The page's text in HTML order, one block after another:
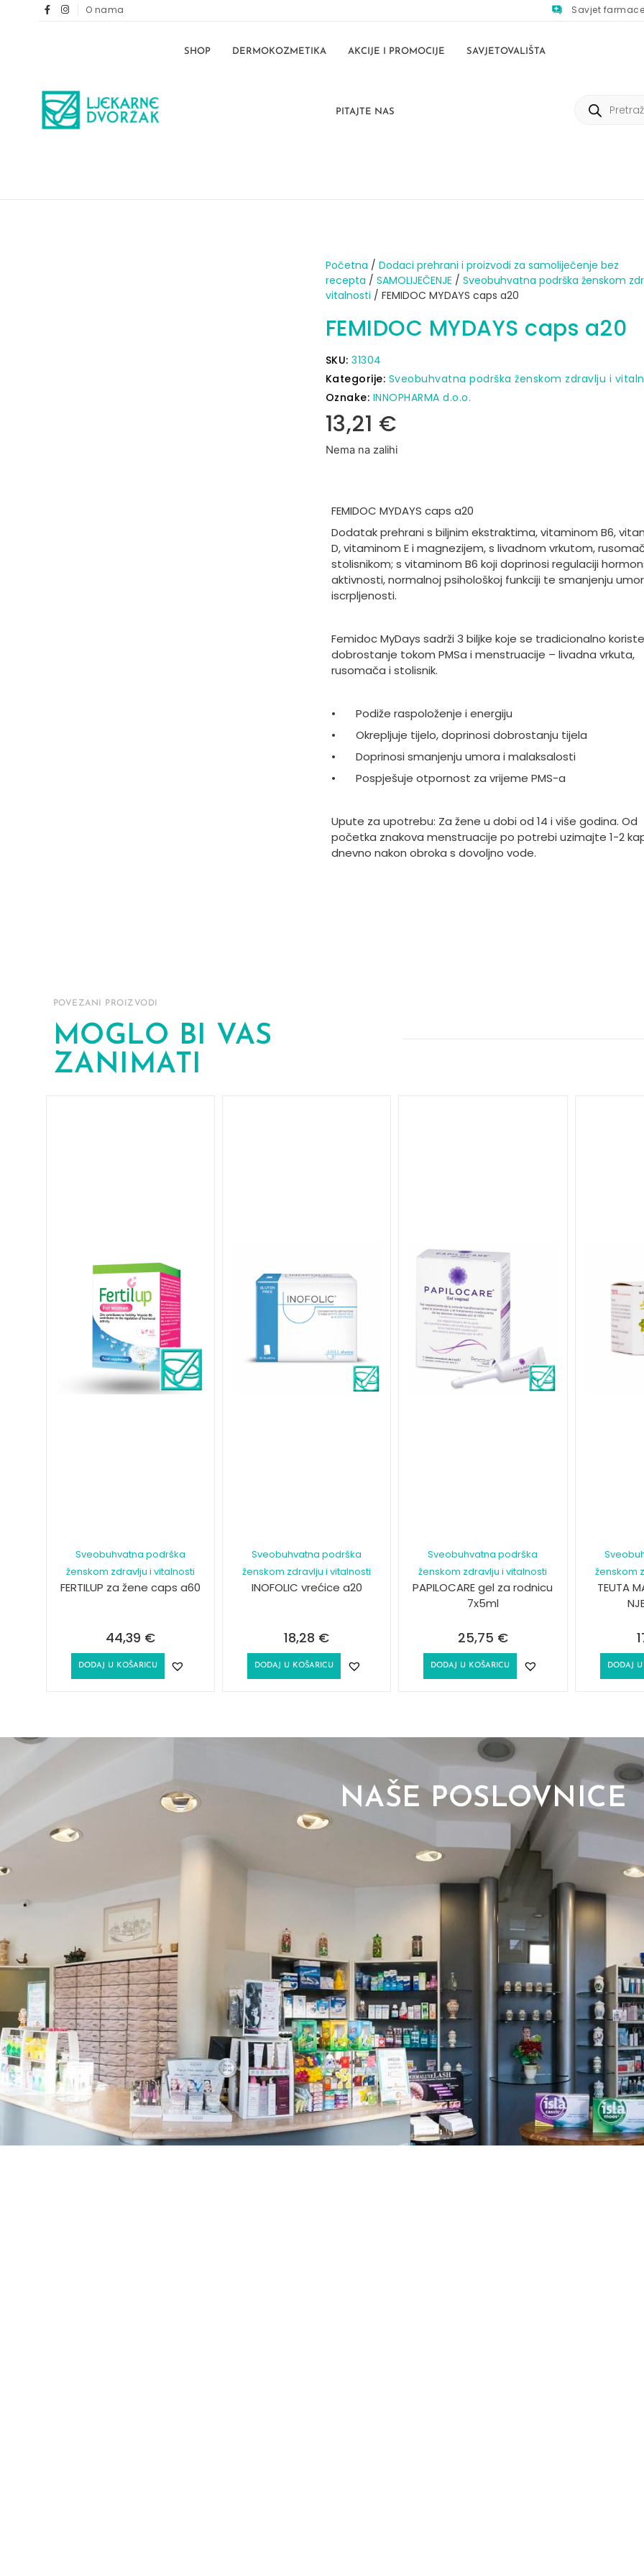
O nama Savjet
SHOP DERMOKOZMETIKA AKCIJE I PROMOCIJE SAVJETOVALIŠTA
PITAJTE NAS
Početna / Dodaci prehrani i proizvodi za samoliječenje bez
recepta / SAMOLIJEČENJE / Sveobuhvatna podrška ženskom
vitalnosti / FEMIDOC MYDAYS caps a20
FEMIDOC MYDAYS caps a20
SKU: 31304
Kategorije: Sveobuhvatna podrška ženskom zdravlju i
Oznake: INNOPHARMA d.o.o.
13,21 €
Nema na zalihi
FEMIDOC MYDAYS caps a20
Dodatak prehrani s biljnim ekstraktima, vitaminom B6,
D, vitaminom E i magnezijem, s livadnom vrkutom,
stolisnikom; s vitaminom B6 koji doprinosi regulaciji
aktivnosti, normalnoj psihološkoj funkciji te smanjenju
iscrpljenosti.
Femidoc MyDays sadrži 3 biljke koje se tradicionalno
dobrostanje tokom PMSa i menstruacije – livadna vrkuta,
rusomača i stolisnik.
•
Podiže raspoloženje i energiju
•
Okrepljuje tijelo, doprinosi dobrostanju tijela
•
Doprinosi smanjenju umora i malaksalosti
•
Pospješuje otpornost za vrijeme PMS-a
Upute za upotrebu: Za žene u dobi od 14 i više godina. Od
početka znakova menstruacije po potrebi uzimajte 1-2
dnevno nakon obroka s dovoljno vode.
POVEZANI PROIZVODI
MOGLO BI VAS
ZANIMATI
Sveobuhvatna podrška
ženskom zdravlju i vitalnosti
FERTILUP za žene caps a60
44,39 €
DODAJ U KOŠARICU
Sveobuhvatna podrška
ženskom zdravlju i vitalnosti
INOFOLIC vrećice a20
18,28 €
DODAJ U KOŠARICU
Sveobuhvatna podrška
ženskom zdravlju i vitalnosti
PAPILOCARE gel za rodnicu
7x5ml
25,75 €
DODAJ U KOŠARICU
ženskom
TEUTA
DODAJ
NAŠE POSLOVNICE